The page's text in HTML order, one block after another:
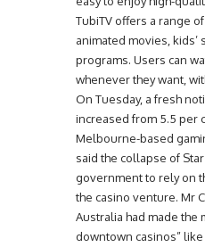
TubiTV offers a range
animated movies, kids’
programs. Users can
whenever they want,
On Tuesday, a fresh
increased from 5.5 per
Melbourne-based
said the collapse of
government to rely on
the casino venture. Mr
Australia had made the
downtown casinos”